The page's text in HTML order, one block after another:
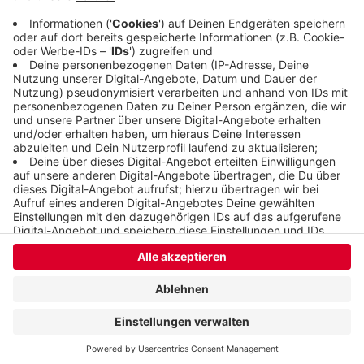
Veröffentlicht:Samstag, 24.08.2019 07:23
Anzeige
Anzeige